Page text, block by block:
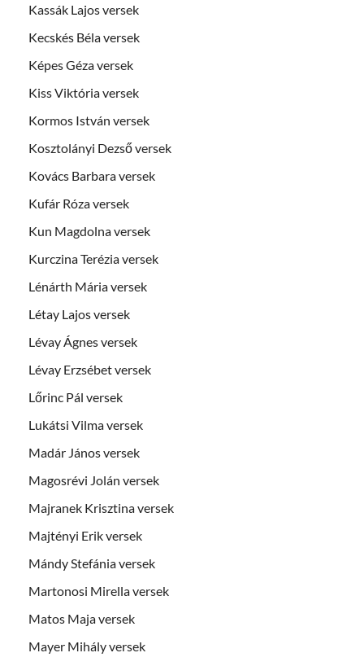
Kassák Lajos versek
Kecskés Béla versek
Képes Géza versek
Kiss Viktória versek
Kormos István versek
Kosztolányi Dezső versek
Kovács Barbara versek
Kufár Róza versek
Kun Magdolna versek
Kurczina Terézia versek
Lénárth Mária versek
Létay Lajos versek
Lévay Ágnes versek
Lévay Erzsébet versek
Lőrinc Pál versek
Lukátsi Vilma versek
Madár János versek
Magosrévi Jolán versek
Majranek Krisztina versek
Majtényi Erik versek
Mándy Stefánia versek
Martonosi Mirella versek
Matos Maja versek
Mayer Mihály versek